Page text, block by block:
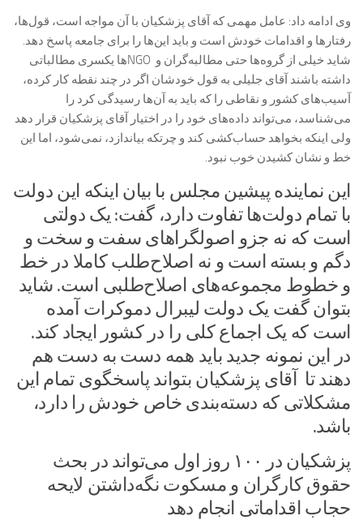
وی ادامه داد: عامل مهمی که آقای پزشکیان با آن مواجه است، قول‌ها،
رفتارها و اقدامات خودش است و باید این‌ها را برای جامعه پاسخ دهد.
شاید خیلی از گروه‌ها حتی مطالبه‌گران و NGOها یکسری‌ مطالباتی
داشته باشند آقای جلیلی به قول خودشان اگر در چند نقطه کار کرده،
آسیب‌های کشور و نقاطی را که باید به آن‌ها رسیدگی کرد را
می‌شناسد،‌ می‌تواند داده‌های خود را در اختیار آقای پزشکیان قرار دهد
ولی اینکه بخواهد حساب‌کشی کند و چرتکه بیاندازد، نمی‌شود،‌ اما این
خط و نشان کشیدن خوب نبود.
این نماینده پیشین مجلس با بیان اینکه این دولت
با تمام دولت‌ها تفاوت دارد،‌ گفت: یک دولتی
است که نه جزو اصولگراهای سفت و سخت و
دگم و بسته است و نه اصلاح‌طلب کاملا در خط
و خطوط مجموعه‌های اصلاح‌طلبی است. شاید
بتوان گفت یک دولت لیبرال دموکرات آمده
است که یک اجماع کلی را در کشور ایجاد کند.
در این نمونه جدید باید همه دست به دست هم
دهند تا آقای پزشکیان بتواند پاسخگوی تمام این
مشکلاتی که دسته‌بندی خاص خودش را دارد،‌
باشد.
پزشکیان در ۱۰۰ روز اول می‌تواند در بحث
حقوق کارگران و مسکوت نگه‌داشتن لایحه
حجاب اقداماتی انجام دهد